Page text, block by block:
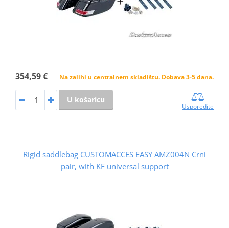
354,59 € Na zalihi u centralnem skladištu. Dobava 3-5 dana.
U košaricu
Usporedite
Rigid saddlebag CUSTOMACCES EASY AMZ004N Crni
pair, with KF universal support